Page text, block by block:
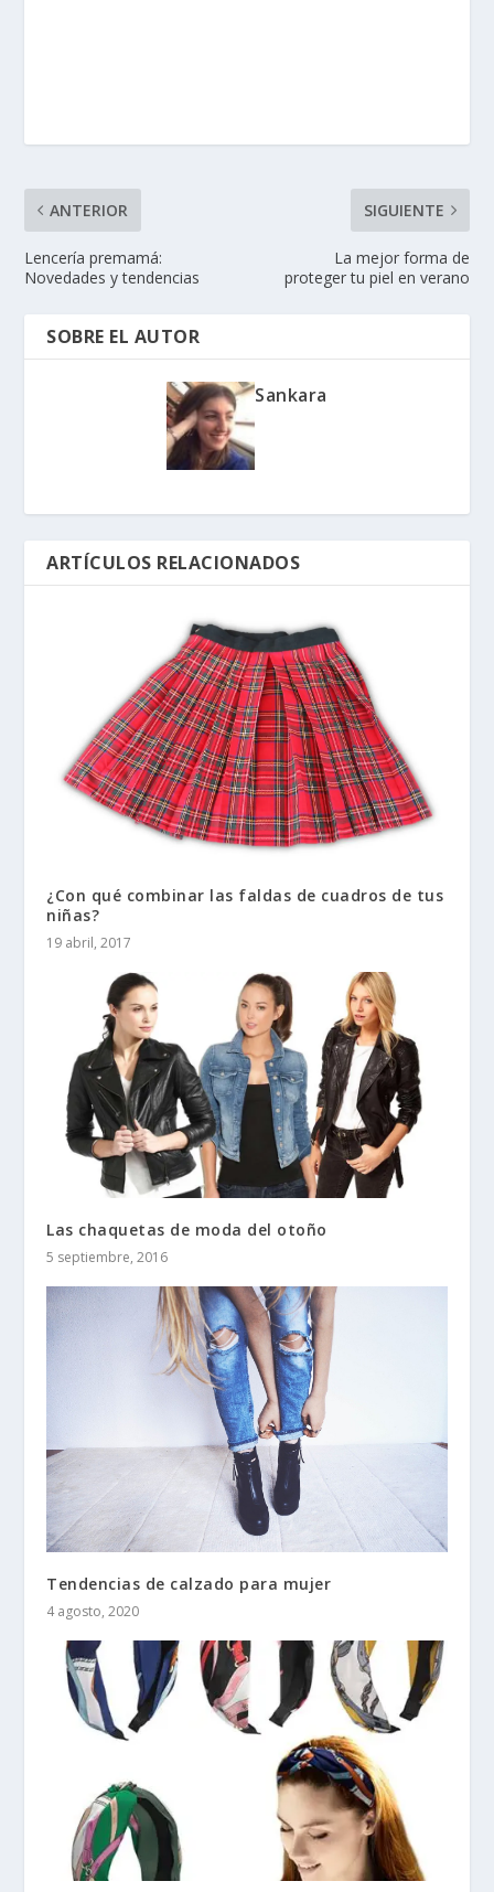
ANTERIOR
Lencería premamá:
Novedades y tendencias
SIGUIENTE
La mejor forma de
proteger tu piel en verano
SOBRE EL AUTOR
Sankara
ARTÍCULOS RELACIONADOS
¿Con qué combinar las faldas de cuadros de tus
niñas?
19 abril, 2017
Las chaquetas de moda del otoño
5 septiembre, 2016
Tendencias de calzado para mujer
4 agosto, 2020